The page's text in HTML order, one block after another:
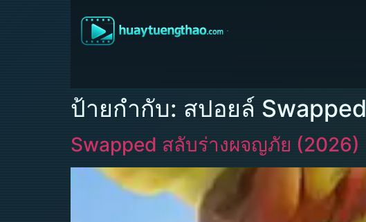
ป้ายกำกับ: สปอยล์ Swapped
Swapped สลับร่างผจญภัย (2026)